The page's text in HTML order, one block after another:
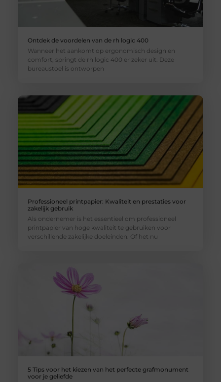
Ontdek de voordelen van de rh logic 400
Wanneer het aankomt op ergonomisch design en
comfort, springt de rh logic 400 er zeker uit. Deze
bureaustoel is ontworpen
Professioneel printpapier: Kwaliteit en prestaties voor
zakelijk gebruik
Als ondernemer is het essentieel om professioneel
printpapier van hoge kwaliteit te gebruiken voor
verschillende zakelijke doeleinden. Of het nu
5 Tips voor het kiezen van het perfecte grafmonument
voor je geliefde